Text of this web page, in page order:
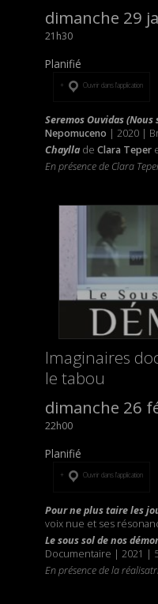
dimanche 29
21h30
Planifié
Ouvrir dans l’application
Seremos Ouvidas
Nepomuceno | 2020 |
Chayllade Clara Teper
En présence de Clara
Imaginaires
le tabou
dimanche 26
22h00
Planifié
Ouvrir dans l’application
Pour ne plus taire les
voix nue et ses
Le sous sol de nos
Documentaire | 2021 |
En présence de la